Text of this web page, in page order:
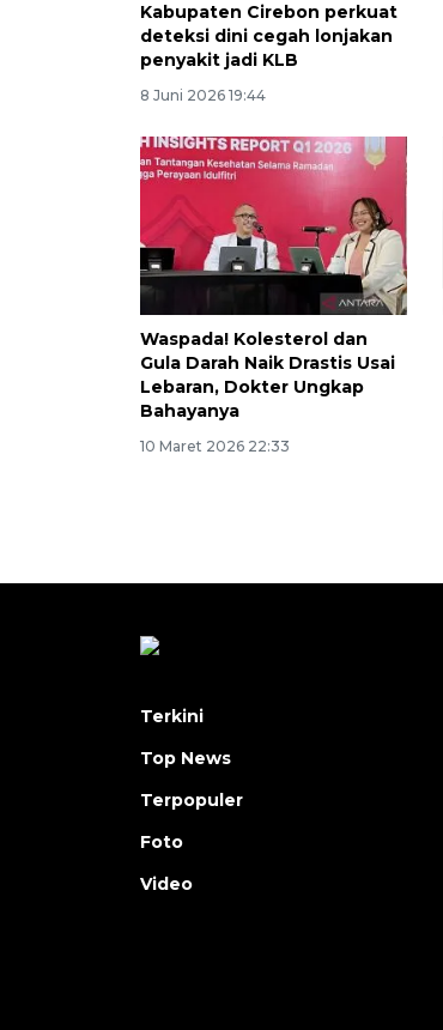
Kabupaten Cirebon perkuat
deteksi dini cegah lonjakan
penyakit jadi KLB
8 Juni 2026 19:44
Waspada! Kolesterol dan
Gula Darah Naik Drastis Usai
Lebaran, Dokter Ungkap
Bahayanya
10 Maret 2026 22:33
Terkini
Top News
Terpopuler
Foto
Video